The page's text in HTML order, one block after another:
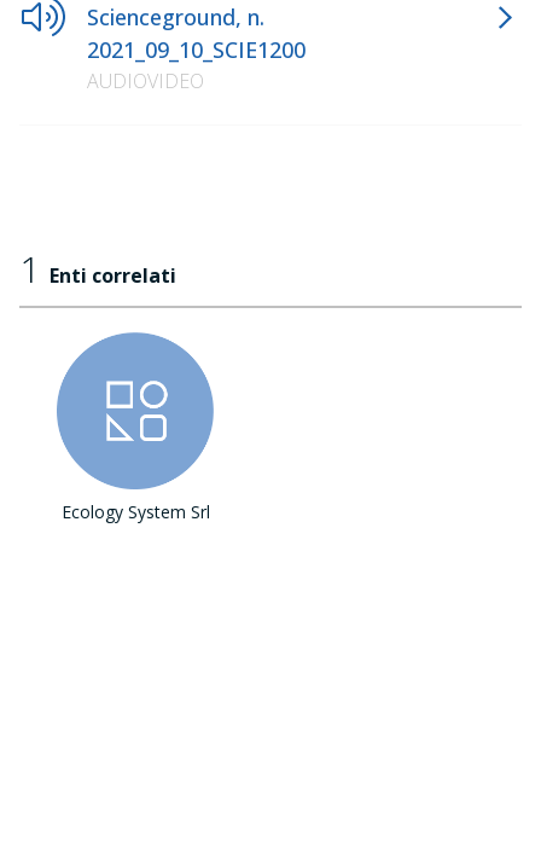
Scienceground, n.
2021_09_10_SCIE1200
AUDIOVIDEO
1 Enti correlati
Ecology System Srl